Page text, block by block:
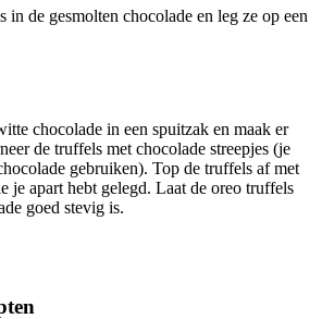
in de gesmolten chocolade en leg ze op een
chocolade in een spuitzak en maak er
de truffels met chocolade streepjes (je
gebruiken). Top de truffels af met
je apart hebt gelegd. Laat de oreo truffels
goed stevig is.